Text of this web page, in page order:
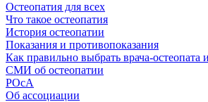
Остеопатия для всех
Что такое остеопатия
История остеопатии
Показания и противопоказания
Как правильно выбрать врача-остеопата
СМИ об остеопатии
РОсА
Об ассоциации